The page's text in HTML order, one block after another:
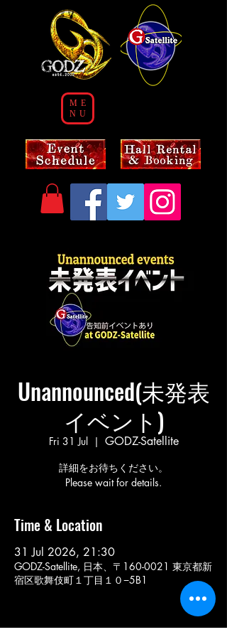
ME
NU
Unannounced(未発表
イベント)
Fri 31 Jul
  |
GODZ-Satellite
詳細をお待ちください。
Please wait for details.
Time & Location
31 Jul 2026, 21:30
GODZ-Satellite, 日本、〒160-0021 東京都新
宿区歌舞伎町１丁目１０−5B1